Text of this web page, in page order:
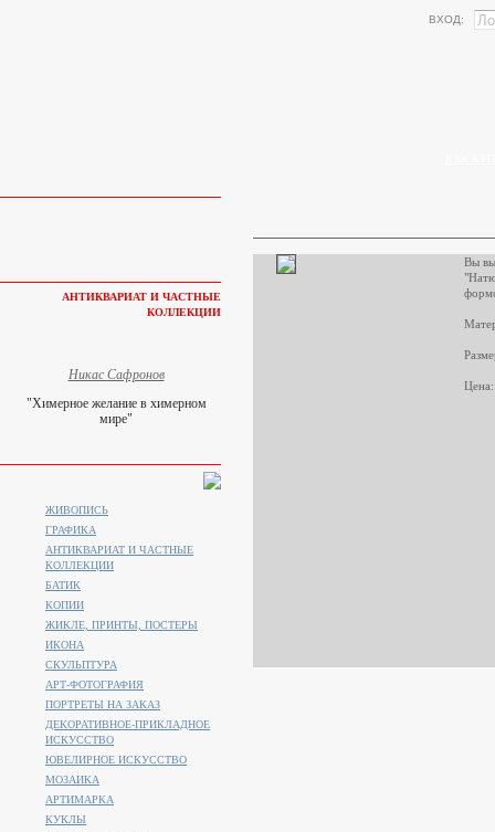
ВХОД:
Вы
АНТИКВАРИАТ И ЧАСТНЫЕ
КОЛЛЕКЦИИ
Никас Сафронов
"Химерное желание в химерном
мире"
ЖИВОПИСЬ
ГРАФИКА
АНТИКВАРИАТ И ЧАСТНЫЕ
КОЛЛЕКЦИИ
БАТИК
КОПИИ
ЖИКЛЕ, ПРИНТЫ, ПОСТЕРЫ
ИКОНА
СКУЛЬПТУРА
АРТ-ФОТОГРАФИЯ
ПОРТРЕТЫ НА ЗАКАЗ
ДЕКОРАТИВНОЕ-ПРИКЛАДНОЕ
ИСКУССТВО
ЮВЕЛИРНОЕ ИСКУССТВО
МОЗАИКА
АРТИМАРКА
КУКЛЫ